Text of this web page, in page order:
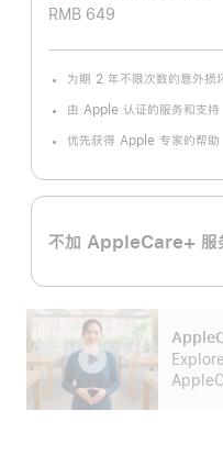
RMB 649
为期 2 年不限次数的意外损
注
由 Apple 认证的服务和支持
优先获得 Apple 专家的帮助
不加 AppleCare+ 服